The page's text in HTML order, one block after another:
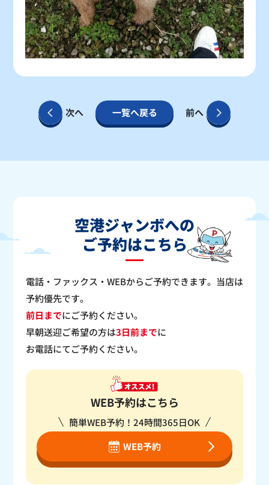
次へ 一覧へ戻る 前へ
空港ジャンボへの
ご予約はこちら
電話・ファックス・WEBからご予約できます。当店は
予約優先です。
前日までにご予約ください。
早朝送迎ご希望の方は3日前までに
お電話にてご予約ください。
WEB予約はこちら
簡単WEB予約！24時間365日OK
WEB予約